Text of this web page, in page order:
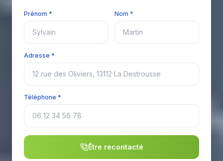
Prénom * Nom *
Adresse *
Téléphone *
Être recontacté